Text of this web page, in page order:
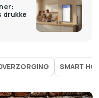
drukke
SMART